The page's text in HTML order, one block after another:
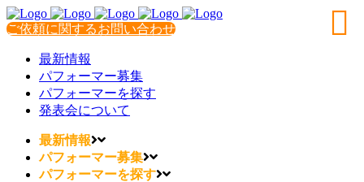
ご依頼に関するお問い合わせ
最新情報
パフォーマー募集
パフォーマーを探す
発表会について
最新情報
パフォーマー募集
パフォーマーを探す